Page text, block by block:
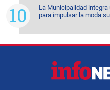
La Municipalidad integra
para impulsar la moda